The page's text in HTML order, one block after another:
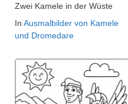
Zwei Kamele in der Wüste
In Ausmalbilder von Kamele
und Dromedare